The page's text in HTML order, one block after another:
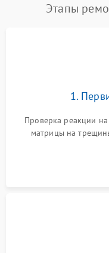
Этапы
1.
Проверка реакции
матрицы на
подсветки и
источников